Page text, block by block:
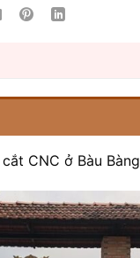
CNC ở Bàu Bàng